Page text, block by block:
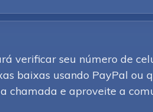
verificar seu número de
baixas usando PayPal ou
chamada e aproveite a